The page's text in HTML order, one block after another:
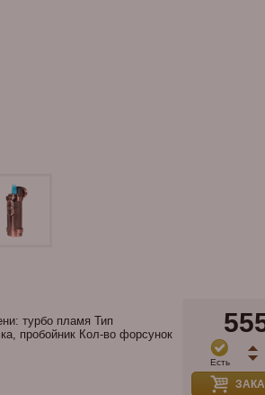
турбо пламя Тип
пробойник Кол-во форсунок
Есть